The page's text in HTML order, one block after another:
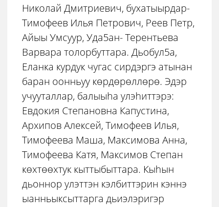
Николай Дмитриевич, бухатыырдар-
Тимофеев Илья Петрович, Реев Петр,
Айыы Умсуур, Уда5ан- Терентьева
Варвара толорбуттара. Дьобул5а,
Еланка курдук чугас сирдэргэ атынан
баран оонньуу көрдөрөллөрө. Эдэр
учууталлар, балыыhа улэhиттэрэ:
Евдокия Степановна Капустина,
Архипов Алексей, Тимофеев Илья,
Тимофеева Маша, Максимова Анна,
Тимофеева Катя, Максимов Степан
көхтөөхтук кыттыбыттара. Кыhын
дьоннор улэттэн кэлбиттэрин кэннэ
ыанньыксыттарга дьиэлэригэр